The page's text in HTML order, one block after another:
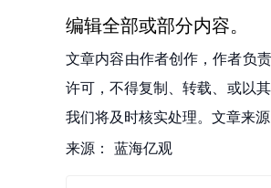
编辑全部或部分内容。
文章内容由作者创作，作者负
许可，不得复制、转载、或以
我们将及时核实处理。文章来
来源： 蓝海亿观